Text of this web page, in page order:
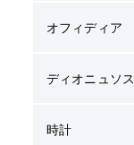
オフィディア
ディオニュソス
時計